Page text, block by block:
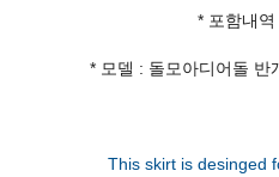
* 포함내
* 모델 : 돌모아디어돌 반
This skirt is desinged